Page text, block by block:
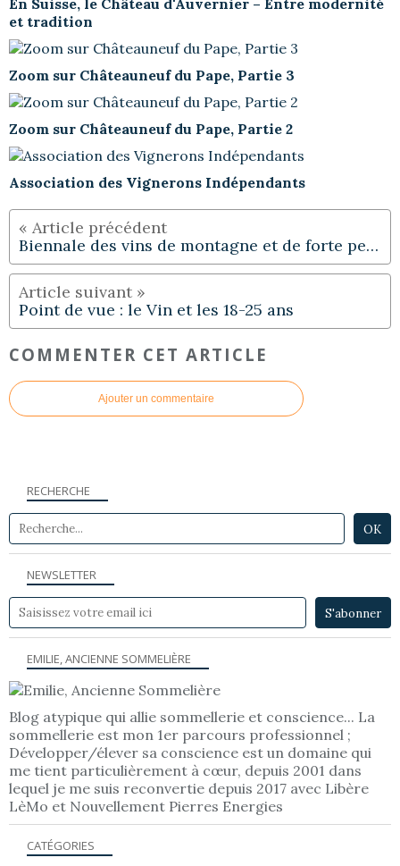
En Suisse, le Château d'Auvernier – Entre modernité
et tradition
Zoom sur Châteauneuf du Pape, Partie 3
Zoom sur Châteauneuf du Pape, Partie 2
Association des Vignerons Indépendants
Biennale des vins de montagne et de forte pente
Point de vue : le Vin et les 18-25 ans
COMMENTER CET ARTICLE
Ajouter un commentaire
NEWSLETTER
RECHERCHE
EMILIE, ANCIENNE SOMMELIÈRE
Blog atypique qui allie sommellerie et conscience... La
sommellerie est mon 1er parcours professionnel ;
Développer/élever sa conscience est un domaine qui
me tient particulièrement à cœur, depuis 2001 dans
lequel je me suis reconvertie depuis 2017 avec Libère
LèMo et Nouvellement Pierres Energies
CATÉGORIES